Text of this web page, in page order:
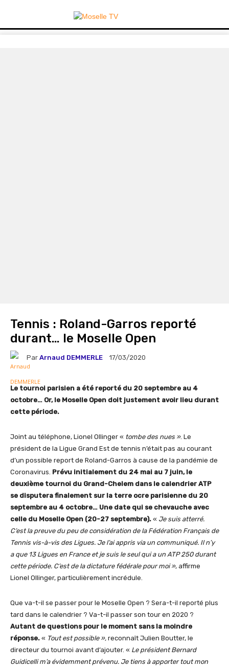
Tennis : Roland-Garros reporté
durant… le Moselle Open
Par Arnaud DEMMERLE 17/03/2020
Le tournoi parisien a été reporté du 20 septembre au 4
octobre… Or, le Moselle Open doit justement avoir lieu durant
cette période.
Joint au téléphone, Lionel Ollinger « tombe des nues ». Le
président de la Ligue Grand Est de tennis n’était pas au courant
d’un possible report de Roland-Garros à cause de la pandémie de
Coronavirus. Prévu initialement du 24 mai au 7 juin, le
deuxième tournoi du Grand-Chelem dans le calendrier ATP
se disputera finalement sur la terre ocre parisienne du 20
septembre au 4 octobre… Une date qui se chevauche avec
celle du Moselle Open (20-27 septembre). « Je suis atterré.
C’est la preuve du peu de considération de la Fédération Français de
Tennis vis-à-vis des Ligues. Je l’ai appris via un communiqué. Il n’y
a que 13 Ligues en France et je suis le seul qui a un ATP 250 durant
cette période. C’est de la dictature fédérale pour moi », affirme
Lionel Ollinger, particulièrement incrédule.
Que va-t-il se passer pour le Moselle Open ? Sera-t-il reporté plus
tard dans le calendrier ? Va-t-il passer son tour en 2020 ?
Autant de questions pour le moment sans la moindre
réponse. « Tout est possible », reconnaît Julien Boutter, le
directeur du tournoi avant d’ajouter. « Le président Bernard
Guidicelli m’a évidemment prévenu. Je tiens à apporter tout mon